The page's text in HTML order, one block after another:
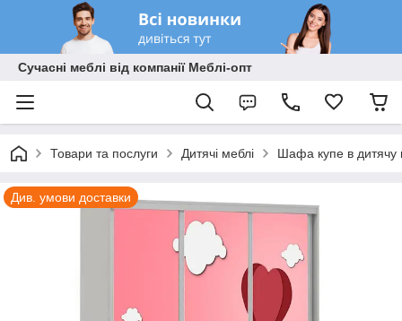
Сучасні меблі від компанії Меблі-опт
Товари та послуги Дитячі меблі Шафа купе в дитячу
Див. умови доставки